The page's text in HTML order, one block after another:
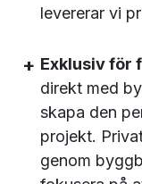
levererar vi
Exklusiv för
direkt med
skapa den
projekt.
genom